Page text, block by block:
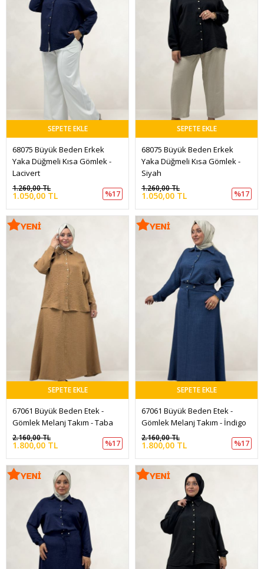
SEPETE EKLE
68075 Büyük Beden Erkek
Yaka Düğmeli Kısa Gömlek -
Lacivert
1.050,00 TL
1.260,00 TL
%17
SEPETE EKLE
68075 Büyük Beden Erkek
Yaka Düğmeli Kısa Gömlek -
Siyah
1.050,00 TL
1.260,00 TL
%17
SEPETE EKLE
67061 Büyük Beden Etek -
Gömlek Melanj Takım - Taba
1.800,00 TL
2.160,00 TL
%17
SEPETE EKLE
67061 Büyük Beden Etek -
Gömlek Melanj Takım - İndigo
1.800,00 TL
2.160,00 TL
%17